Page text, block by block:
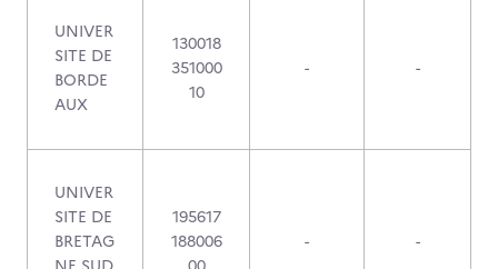
UNIVER
SITE DE
BORDE
AUX
130018
351000
10
- -
UNIVER
SITE DE
BRETAG
195617
188006
- -